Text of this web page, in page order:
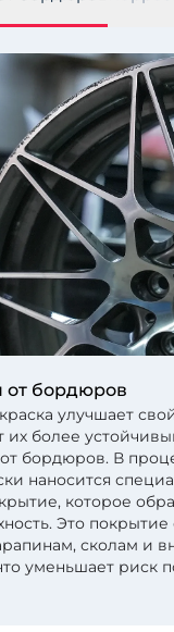
бордюров
улучшает
их более
бордюров. В
наносится
которое
Это
сколам и
уменьшает риск